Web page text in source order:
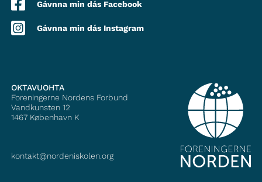
Gávnna min dás Facebook
Gávnna min dás Instagram
OKTAVUOHTA
Foreningerne Nordens Forbund
Vandkunsten 12
1467 København K
kontakt@nordeniskolen.org